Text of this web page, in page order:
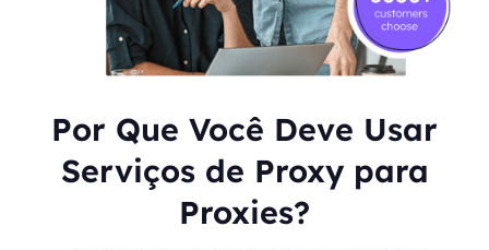
Por Que Você Deve Usar
Serviços de Proxy para
Proxies?